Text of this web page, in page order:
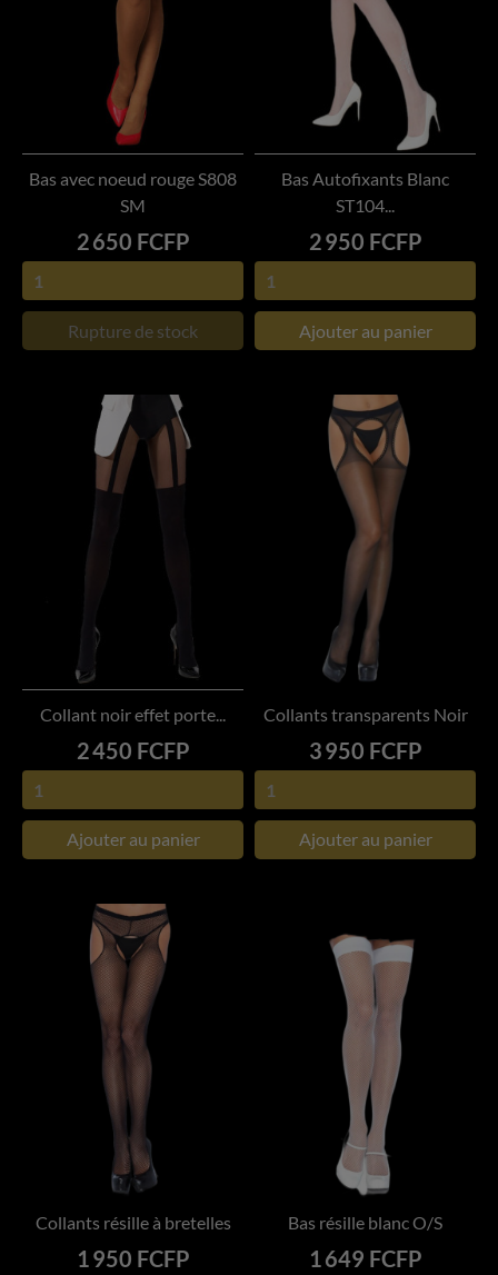
Bas avec noeud rouge S808
SM
Prix
2 650 FCFP
Rupture de stock
Bas Autofixants Blanc
ST104...
Prix
2 950 FCFP
Ajouter au panier
Collant noir effet porte...
Prix
2 450 FCFP
Ajouter au panier
Collants transparents Noir
Prix
3 950 FCFP
Ajouter au panier
Collants résille à bretelles
Prix
1 950 FCFP
Bas résille blanc O/S
Prix
1 649 FCFP